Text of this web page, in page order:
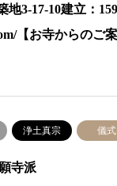
3-17-10建立：
【お寺からのご
浄土真宗 儀式
寺派